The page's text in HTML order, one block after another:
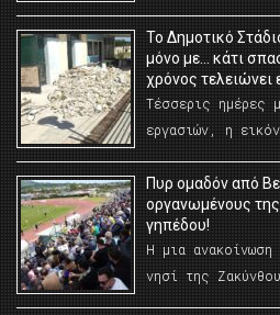
Το Δημοτικό
μόνο με… κάτι
χρόνος τελειώνει
Τέσσερις ημέρες
εργασιών, η
Πυρ ομαδόν από
οργανωμένους
γηπέδου!
Η μια ανακοίνωση
νησί της Ζακύνθου